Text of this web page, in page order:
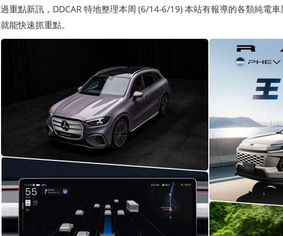
過重點新訊，DDCAR 特地整理本周 (6/14-6/19) 本站有報導的各類純電
就能快速抓重點。